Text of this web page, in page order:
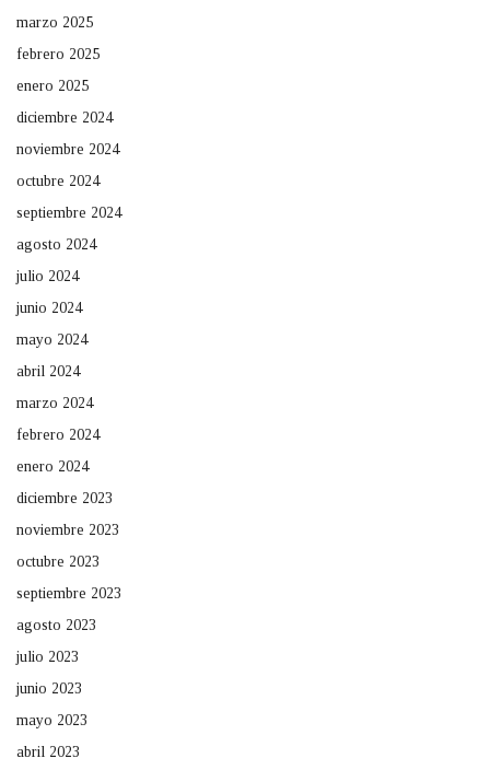
marzo 2025
febrero 2025
enero 2025
diciembre 2024
noviembre 2024
octubre 2024
septiembre 2024
agosto 2024
julio 2024
junio 2024
mayo 2024
abril 2024
marzo 2024
febrero 2024
enero 2024
diciembre 2023
noviembre 2023
octubre 2023
septiembre 2023
agosto 2023
julio 2023
junio 2023
mayo 2023
abril 2023